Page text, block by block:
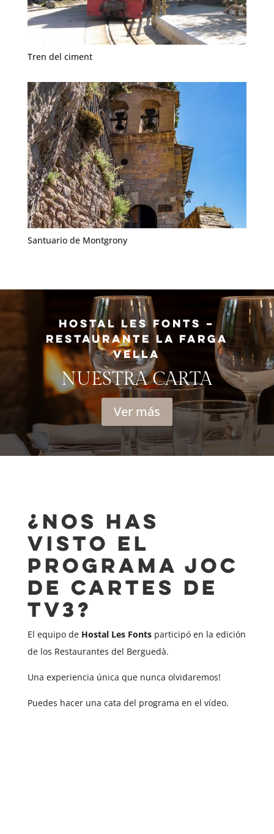
Tren del ciment
Santuario de Montgrony
HOSTAL LES FONTS –
RESTAURANTE LA FARGA
VELLA
NUESTRA CARTA
Ver más
¿Nos has
visto el
programa Joc
de Cartes de
TV3?
El equipo de Hostal Les Fonts participó en la edición
de los Restaurantes del Berguedà.
Una experiencia única que nunca olvidaremos!
Puedes hacer una cata del programa en el vídeo.